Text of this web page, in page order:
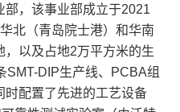
部，该事业部成立于2021
北（青岛院士港）和华南
，以及占地2万平方米的生
SMT-DIP生产线、PCBA组
时配置了先进的工艺设备